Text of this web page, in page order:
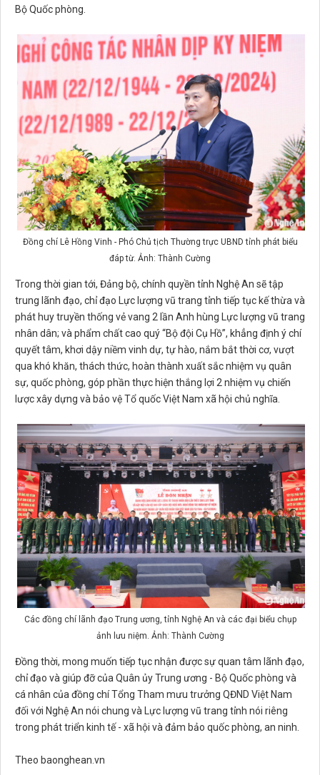
Bộ Quốc phòng.
Đồng chí Lê Hồng Vinh - Phó Chủ tịch Thường trực UBND tỉnh phát biểu
đáp từ. Ảnh: Thành Cường
Trong thời gian tới, Đảng bộ, chính quyền tỉnh Nghệ An sẽ tập
trung lãnh đạo, chỉ đạo Lực lượng vũ trang tỉnh tiếp tục kế thừa và
phát huy truyền thống vẻ vang 2 lần Anh hùng Lực lượng vũ trang
nhân dân; và phẩm chất cao quý “Bộ đội Cụ Hồ”, khẳng định ý chí
quyết tâm, khơi dậy niềm vinh dự, tự hào, nắm bắt thời cơ, vượt
qua khó khăn, thách thức, hoàn thành xuất sắc nhiệm vụ quân
sự, quốc phòng, góp phần thực hiện thắng lợi 2 nhiệm vụ chiến
lược xây dựng và bảo vệ Tổ quốc Việt Nam xã hội chủ nghĩa.
Các đồng chí lãnh đạo Trung ương, tỉnh Nghệ An và các đại biểu chụp
ảnh lưu niệm. Ảnh: Thành Cường
Đồng thời, mong muốn tiếp tục nhận được sự quan tâm lãnh đạo,
chỉ đạo và giúp đỡ của Quân ủy Trung ương - Bộ Quốc phòng và
cá nhân của đồng chí Tổng Tham mưu trưởng QĐND Việt Nam
đối với Nghệ An nói chung và Lực lượng vũ trang tỉnh nói riêng
trong phát triển kinh tế - xã hội và đảm bảo quốc phòng, an ninh.
Theo baonghean.vn